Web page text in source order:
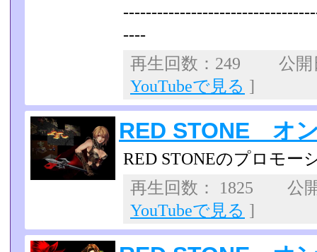
----
再生回数：249 公
YouTubeで見る ]
RED STONE オ
RED STONEのプロモー
再生回数： 1825 公
YouTubeで見る ]